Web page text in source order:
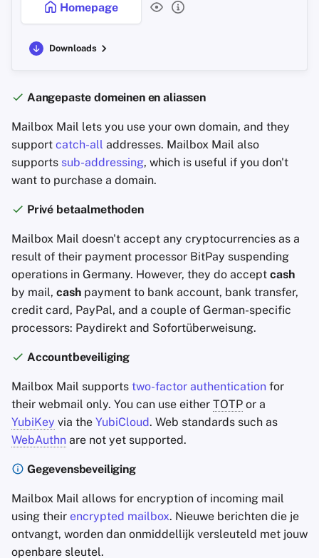
Homepage
Downloads
Aangepaste domeinen en aliassen
Mailbox Mail lets you use your own domain, and they
support catch-all addresses. Mailbox Mail also
supports sub-addressing, which is useful if you don't
want to purchase a domain.
Privé betaalmethoden
Mailbox Mail doesn't accept any cryptocurrencies as a
result of their payment processor BitPay suspending
operations in Germany. However, they do accept cash
by mail, cash payment to bank account, bank transfer,
credit card, PayPal, and a couple of German-specific
processors: Paydirekt and Sofortüberweisung.
Accountbeveiliging
Mailbox Mail supports two-factor authentication for
their webmail only. You can use either TOTP or a
YubiKey via the YubiCloud. Web standards such as
WebAuthn are not yet supported.
Gegevensbeveiliging
Mailbox Mail allows for encryption of incoming mail
using their encrypted mailbox. Nieuwe berichten die je
ontvangt, worden dan onmiddellijk versleuteld met jouw
openbare sleutel.